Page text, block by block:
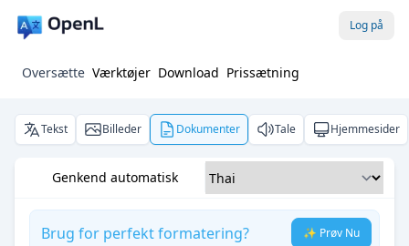
Log på
Oversætte Værktøjer Download Prissætning
Tekst Billeder Dokumenter Tale Hjemmesider
Genkend automatisk
Brug for perfekt formatering? ✨ Prøv Nu